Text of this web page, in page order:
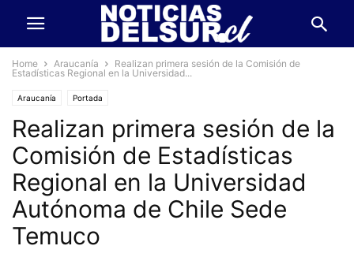
Home Araucanía
Realizan primera sesión de la Comisión de
Estadísticas Regional en la Universidad...
Araucanía Portada
Realizan primera sesión de la
Comisión de Estadísticas
Regional en la Universidad
Autónoma de Chile Sede
Temuco